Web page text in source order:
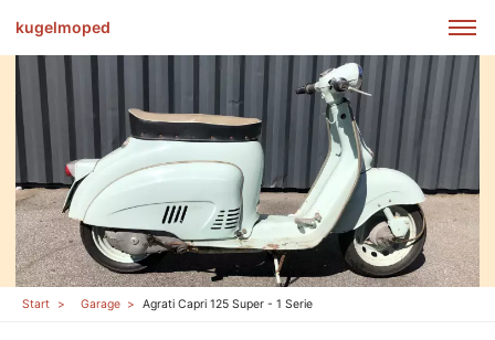
kugelmoped
Start Garage Agrati Capri 125 Super - 1 Serie